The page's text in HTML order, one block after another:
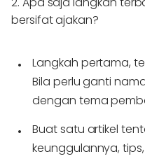
bersifat ajakan?
Langkah pertama,
Bila perlu ganti
dengan tema
Buat satu artikel
keunggulannya,